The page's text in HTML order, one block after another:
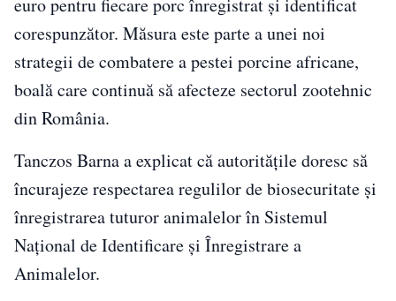
corespunzător. Măsura este parte a unei noi
strategii de combatere a pestei porcine africane,
boală care continuă să afecteze sectorul zootehnic
din România.
Tanczos Barna a explicat că autoritățile doresc să
încurajeze respectarea regulilor de biosecuritate și
înregistrarea tuturor animalelor în Sistemul
Național de Identificare și Înregistrare a
Animalelor.